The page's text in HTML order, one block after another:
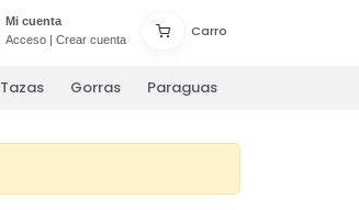
Mi cuenta
Acceso| Crear cuenta
Carro
Tazas Gorras Paraguas